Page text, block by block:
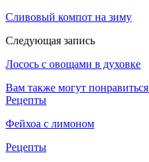
Сливовый компот на зиму
Следующая запись
Лосось с овощами в духовке
Вам также могут понравиться
Рецепты
Фейхоа с лимоном
Рецепты